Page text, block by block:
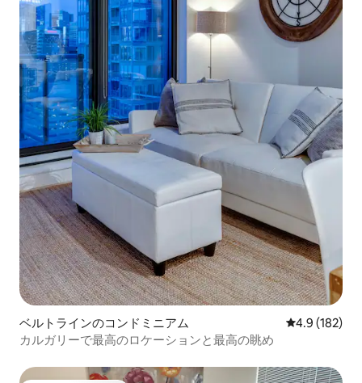
ベルトラインのコンドミニアム レビュー182
4.9 (182)
カルガリーで最高のロケーションと最高の眺め